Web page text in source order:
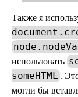
Также я
использовать
someHTML .
могли бы